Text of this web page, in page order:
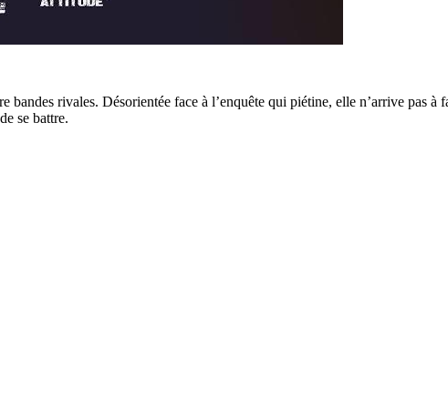
bandes rivales. Désorientée face à l’enquête qui piétine, elle n’arrive pas
se battre.